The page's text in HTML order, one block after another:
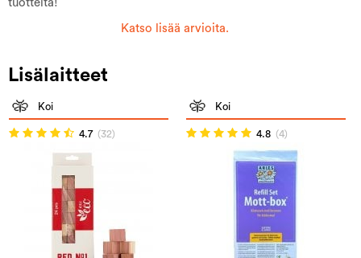
tuotteita!
Katso lisää arvioita.
Lisälaitteet
Koi
4.7 (32)
Koi
4.8 (4)